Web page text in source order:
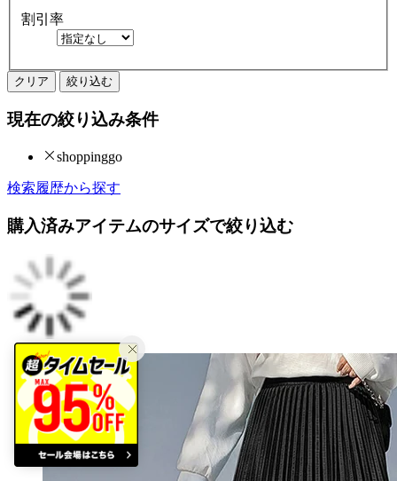
割引率
クリア 絞り込む
現在の絞り込み条件
shoppinggo
検索履歴から探す
購入済みアイテムのサイズで絞り込む